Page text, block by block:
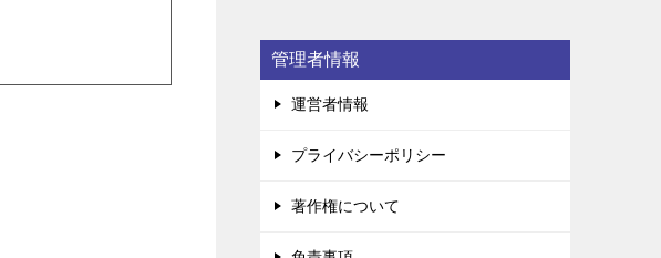
管理者情報
運営者情報
プライバシーポリシー
著作権について